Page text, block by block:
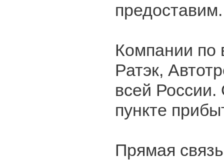
предоставим.
Компании
Ратэк,
всей России.
пункте
Прямая